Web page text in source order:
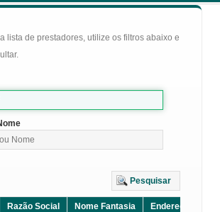
lista de prestadores, utilize os filtros abaixo e
Pesquisar
Razão Social Nome Fantasia Endereço